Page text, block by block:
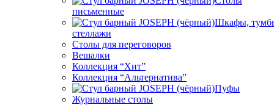
письменные
Шкафы,
стеллажи
Столы для переговоров
Вешалки
Коллекция “Хит”
Коллекция “Альтернатива”
Пуфы
Журнальные столы